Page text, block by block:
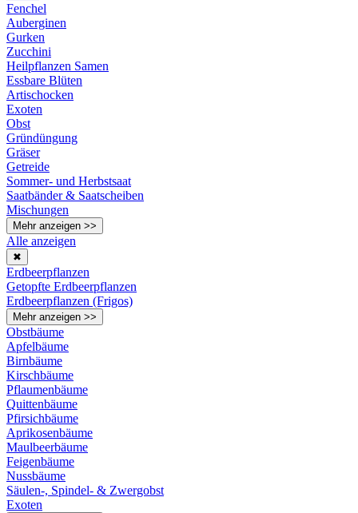
Fenchel
Auberginen
Gurken
Zucchini
Heilpflanzen Samen
Essbare Blüten
Artischocken
Exoten
Obst
Gründüngung
Gräser
Getreide
Sommer- und Herbstsaat
Saatbänder & Saatscheiben
Mischungen
Mehr anzeigen >>
Alle anzeigen
✖
Erdbeerpflanzen
Getopfte Erdbeerpflanzen
Erdbeerpflanzen (Frigos)
Mehr anzeigen >>
Obstbäume
Apfelbäume
Birnbäume
Kirschbäume
Pflaumenbäume
Quittenbäume
Pfirsichbäume
Aprikosenbäume
Maulbeerbäume
Feigenbäume
Nussbäume
Säulen-, Spindel- & Zwergobst
Exoten